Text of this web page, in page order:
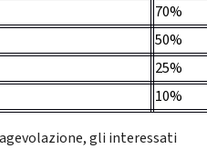
70%
50%
25%
10%
gli interessati